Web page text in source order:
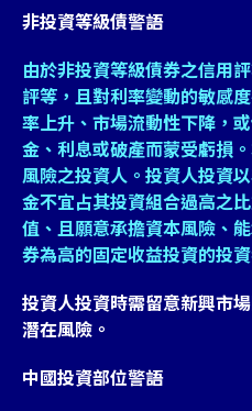
非投資等級債警語
由於非投資等級債券之信用
評等，且對利率變動的敏感
率上升、市場流動性下降，
金、利息或破產而蒙受虧損
風險之投資人。投資人投資
金不宜占其投資組合過高之
值、且願意承擔資本風險、
券為高的固定收益投資的投資
投資人投資時需留意新興市
潛在風險。
中國投資部位警語